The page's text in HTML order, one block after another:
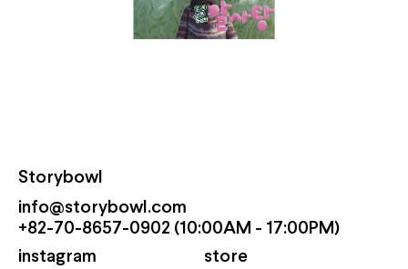
Storybowl
info@storybowl.com
+82-70-8657-0902 (10:00AM - 17:00PM)
instagram
store